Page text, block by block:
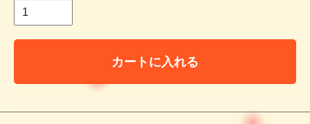
カートに入れる